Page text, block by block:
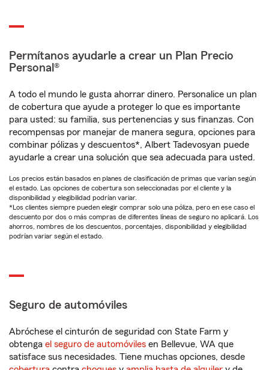
Permítanos ayudarle a crear un Plan Precio
Personal®
A todo el mundo le gusta ahorrar dinero. Personalice un plan
de cobertura que ayude a proteger lo que es importante
para usted: su familia, sus pertenencias y sus finanzas. Con
recompensas por manejar de manera segura, opciones para
combinar pólizas y descuentos*, Albert Tadevosyan puede
ayudarle a crear una solución que sea adecuada para usted.
Los precios están basados en planes de clasificación de primas que varían según
el estado. Las opciones de cobertura son seleccionadas por el cliente y la
disponibilidad y elegibilidad podrían variar.
*Los clientes siempre pueden elegir comprar solo una póliza, pero en ese caso el
descuento por dos o más compras de diferentes líneas de seguro no aplicará. Los
ahorros, nombres de los descuentos, porcentajes, disponibilidad y elegibilidad
podrían variar según el estado.
Seguro de automóviles
Abróchese el cinturón de seguridad con State Farm y
obtenga el seguro de automóviles en Bellevue, WA que
satisface sus necesidades. Tiene muchas opciones, desde